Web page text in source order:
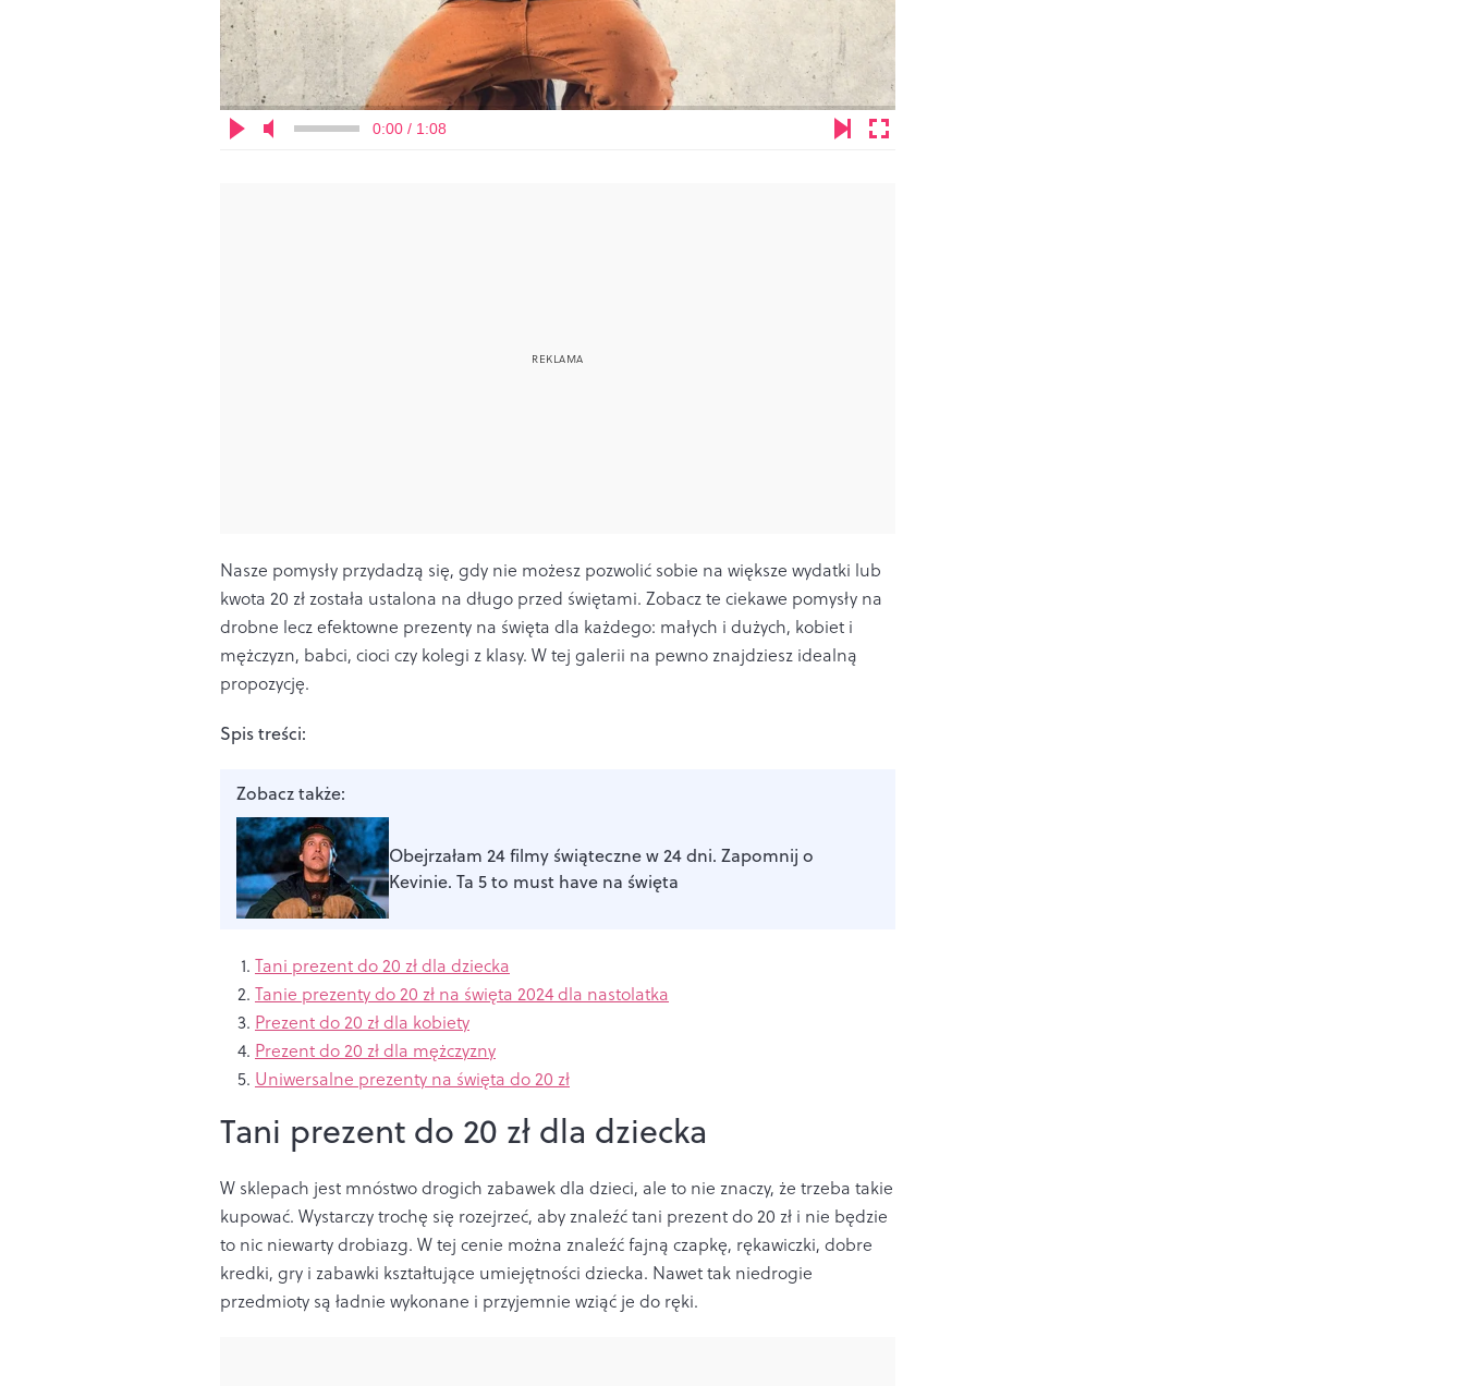
0:00 / 1:08
Nasze pomysły przydadzą się, gdy nie możesz pozwolić sobie na większe wydatki lub
kwota 20 zł została ustalona na długo przed świętami. Zobacz te ciekawe pomysły na
drobne lecz efektowne prezenty na święta dla każdego: małych i dużych, kobiet i
mężczyzn, babci, cioci czy kolegi z klasy. W tej galerii na pewno znajdziesz idealną
propozycję.
Spis treści:
Zobacz także:
Obejrzałam 24 filmy świąteczne w 24 dni. Zapomnij o
Kevinie. Ta 5 to must have na święta
Tani prezent do 20 zł dla dziecka
Tanie prezenty do 20 zł na święta 2024 dla nastolatka
Prezent do 20 zł dla kobiety
Prezent do 20 zł dla mężczyzny
Uniwersalne prezenty na święta do 20 zł
Tani prezent do 20 zł dla dziecka
W sklepach jest mnóstwo drogich zabawek dla dzieci, ale to nie znaczy, że trzeba takie
kupować. Wystarczy trochę się rozejrzeć, aby znaleźć tani prezent do 20 zł i nie będzie
to nic niewarty drobiazg. W tej cenie można znaleźć fajną czapkę, rękawiczki, dobre
kredki, gry i zabawki kształtujące umiejętności dziecka. Nawet tak niedrogie
przedmioty są ładnie wykonane i przyjemnie wziąć je do ręki.